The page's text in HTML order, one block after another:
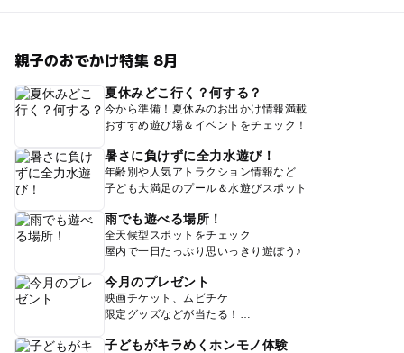
親子のおでかけ特集 8月
夏休みどこ行く？何する？
今から準備！夏休みのお出かけ情報満載
おすすめ遊び場＆イベントをチェック！
暑さに負けずに全力水遊び！
年齢別や人気アトラクション情報など
子ども大満足のプール＆水遊びスポット
雨でも遊べる場所！
全天候型スポットをチェック
屋内で一日たっぷり思いっきり遊ぼう♪
今月のプレゼント
映画チケット、ムビチケ
限定グッズなどが当たる！
子どもがキラめくホンモノ体験